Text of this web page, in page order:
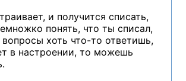
и получится списать,
понять, что ты списал,
хоть что-то ответишь,
в настроении, то можешь